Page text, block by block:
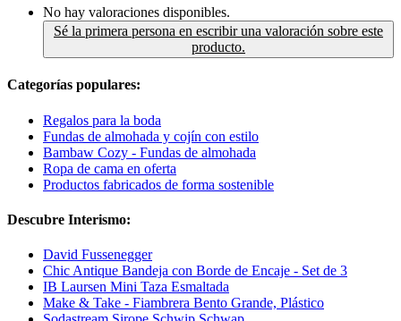
No hay valoraciones disponibles.
Sé la primera persona en escribir una valoración sobre este
producto.
Categorías populares:
Regalos para la boda
Fundas de almohada y cojín con estilo
Bambaw Cozy - Fundas de almohada
Ropa de cama en oferta
Productos fabricados de forma sostenible
Descubre Interismo:
David Fussenegger
Chic Antique Bandeja con Borde de Encaje - Set de 3
IB Laursen Mini Taza Esmaltada
Make & Take - Fiambrera Bento Grande, Plástico